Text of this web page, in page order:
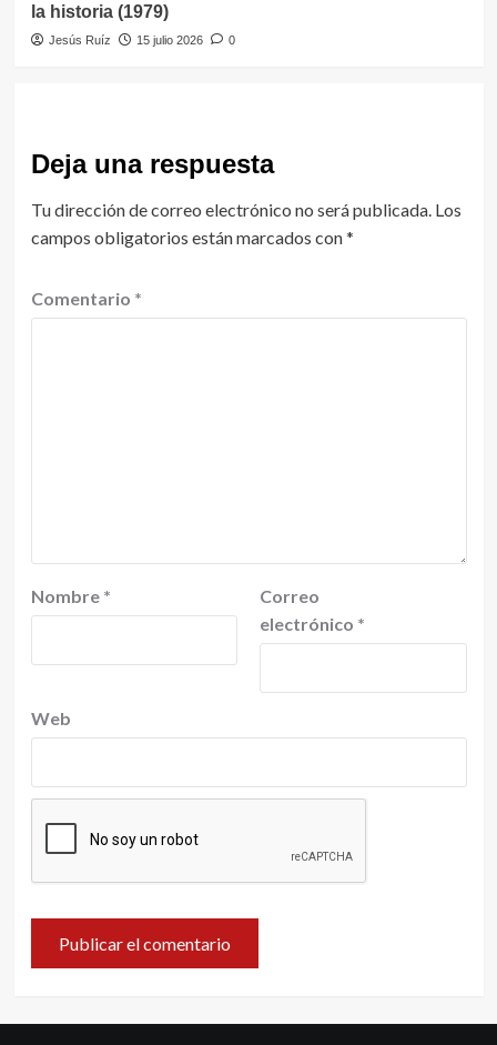
la historia (1979)
Jesús Ruíz 15 julio 2026 0
Deja una respuesta
Tu dirección de correo electrónico no será publicada. Los
campos obligatorios están marcados con*
Comentario *
Nombre *
Correo
electrónico *
Web